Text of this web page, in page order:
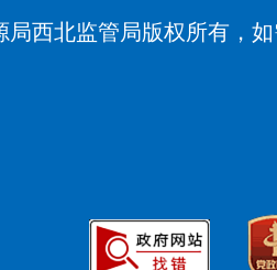
局西北监管局版权所有，